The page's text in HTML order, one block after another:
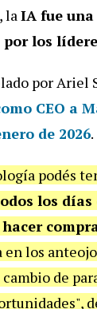
laIA fue
los
por Ariel
CEO a
de 2026.
podés
los
en los
de